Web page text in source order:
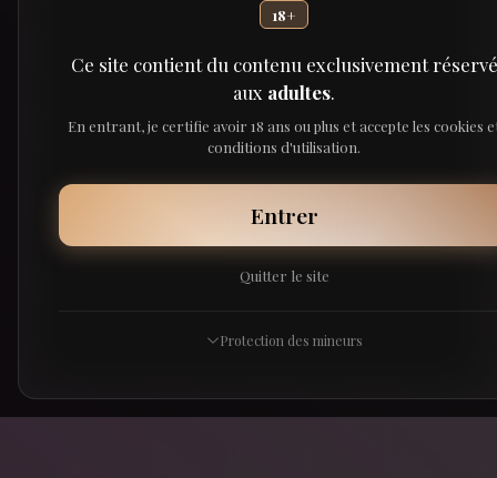
18+
Ce site contient du contenu exclusivement réservé
aux adultes.
En entrant, je certifie avoir 18 ans ou plus et accepte les cookies
conditions d'utilisation.
Entrer
Quitter le site
Protection des mineurs